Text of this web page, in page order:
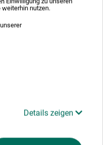
weiterhin nutzen.
Details zeigen
traditionellen
(0)
zu diesem Produkt